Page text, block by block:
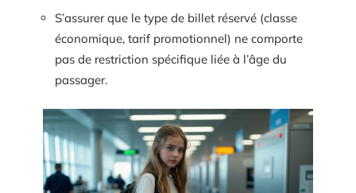
S’assurer que le type de billet réservé (classe
économique, tarif promotionnel) ne comporte
pas de restriction spécifique liée à l’âge du
passager.